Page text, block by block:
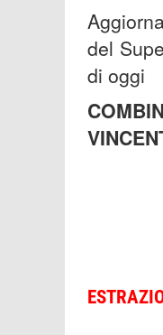
del
di oggi